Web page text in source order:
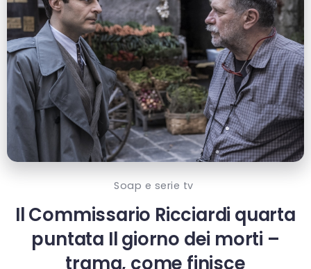
Soap e serie tv
Il Commissario Ricciardi quarta
puntata Il giorno dei morti –
trama, come finisce